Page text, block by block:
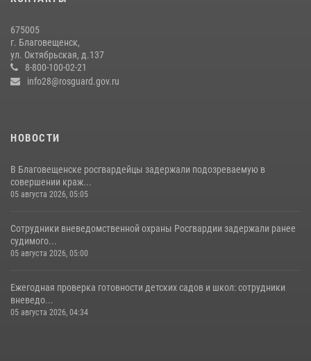
сданное на возмездной основе
28 июля 2026, 02:00
675005
г. Благовещенск,
ул. Октябрьская, д.137
8-800-100-02-21
info28@rosguard.gov.ru
НОВОСТИ
В Благовещенске росгвардейцы задержали подозреваемую в
совершении краж...
05 августа 2026, 05:05
Сотрудники вневедомственной охраны Росгвардии задержали ранее
судимого...
05 августа 2026, 05:00
Ежегодная проверка готовности детских садов и школ: сотрудники
вневедо...
05 августа 2026, 04:34